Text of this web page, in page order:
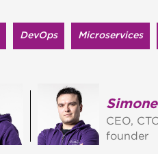
DevOps Microservices
CEO,
founder